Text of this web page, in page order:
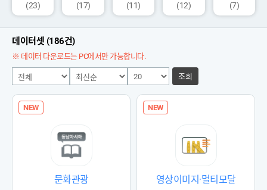
(23)
(17)
(11)
(12)
(7)
데이터셋 (186건)
※ 데이터 다운로드는 PC에서만 가능합니다.
조회
NEW
문화관광
NEW
영상이미지·멀티모달